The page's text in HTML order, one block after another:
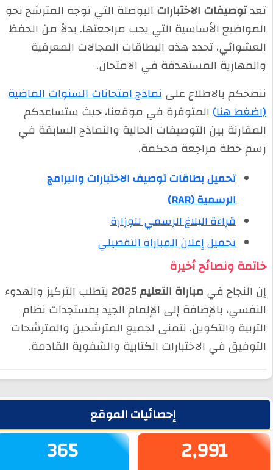
تعدتوصيفات الاختباراتالبوصلة التي توجه المترشح نحو
المواضيع الأساسية التي يجب مراجعتها. بدلاً من الحفظ
العشوائي، تحدد هذه البطاقات المجالات المعرفية
والمهارية المستهدفة في الامتحان.
ننصحكم بالاطلاع علىنماذج امتحانات السنوات الماضية
(اضغط هنا)المتوفرة في موقعنا، حيث ستساعدكم
المقارنة بين التوصيفات الحالية والنماذج السابقة في
رسم خطة مراجعة محكمة.
تحميل بطاقات توصيف الاختبارات والبرامج
الرسمية (RAR)
قراءة البلاغ الرسمي للوزارة
تحميل إعلان المباراة التفصيلي
خاتمة ونصائح أخيرة
إن النجاح فيمباراة التعليم 2025
يتطلب التركيز والهدوء
النفسي، بالإضافة إلى الإلمام الجيد بمستجدات نظام
التربية والتكوين. نتمنى لجميع المترشحين والمترشحات
التوفيق في الاختبارات الكتابية والشفوية القادمة.
إحصائيات الموقع
2,991
365